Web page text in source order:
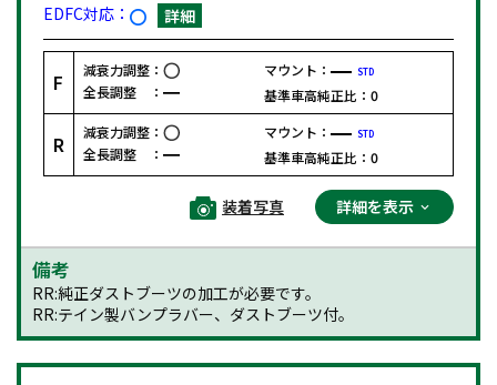
EDFC対応：
詳細
F
減衰力調整：
全長調整 ：
マウント： STD
基準車高純正比： 0
R
減衰力調整：
全長調整 ：
マウント： STD
基準車高純正比： 0
装着写真 詳細を表示
備考
RR:純正ダストブーツの加工が必要です。
RR:テイン製バンプラバー、ダストブーツ付。